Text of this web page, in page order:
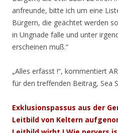
anfreunde, bitte ich um eine
Bürgern, die geächtet werden
in Ungnade falle und unter
erscheinen muß.“
„Alles erfasst !“, kommentiert
für den treffenden Beitrag, Sea
Exklusionspassus aus der
Leitbild von Keltern